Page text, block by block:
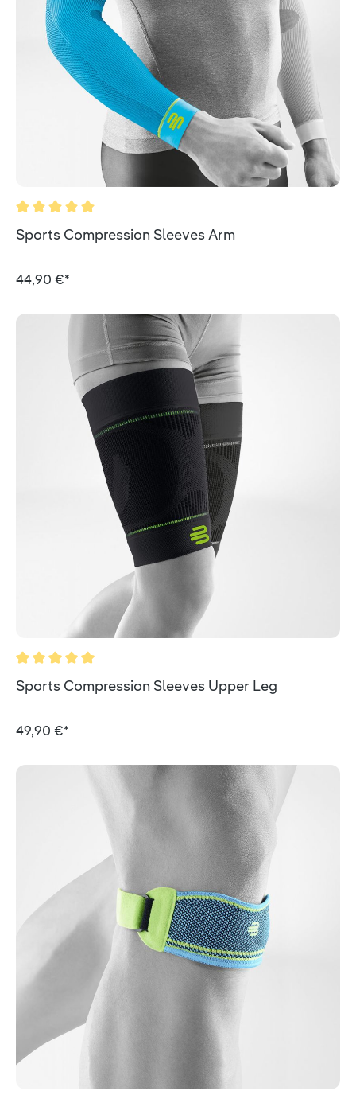
Valutazione media di 5 su 5 stelle
Sports Compression Sleeves Arm
44,90 €*
Valutazione media di 5 su 5 stelle
Sports Compression Sleeves Upper Leg
49,90 €*